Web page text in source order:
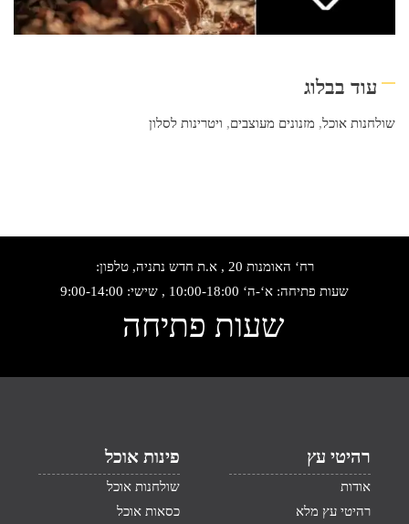
עוד בבלוג
שולחנות אוכל, מזנונים מעוצבים, ויטרינות לסלון
רח‘ האומנות 20 , א.ת חדש נתניה, טלפון:
שעות פתיחה: א‘-ה‘ 10:00-18:00 , שישי: 9:00-14:00
שעות פתיחה
רהיטי עץ
אודות
רהיטי עץ מלא
פינות אוכל
שולחנות אוכל
כסאות אוכל